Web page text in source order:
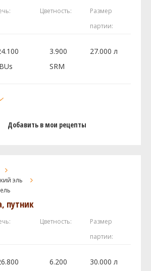
Добавить в мои рецепты
Цветность:
Размер
партии:
3.900
SRM
27.000 л
Пилзнер
рецепт полностью
эль
путник
Цветность:
Размер
партии:
6.200
30.000 л